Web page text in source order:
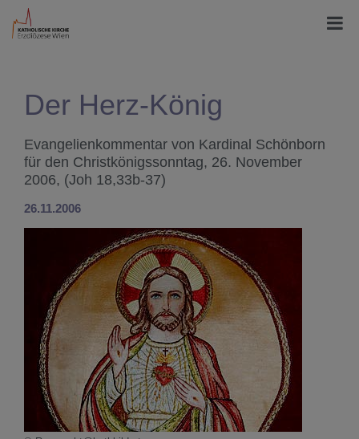
Der Herz-König
Evangelienkommentar von Kardinal Schönborn
für den Christkönigssonntag, 26. November
2006, (Joh 18,33b-37)
26.11.2006